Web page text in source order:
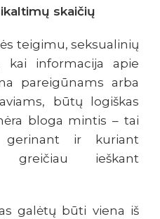
skaičių
teigimu, seksualinių
kai informacija apie
pareigūnams arba
būtų logiškas
bloga mintis – tai
ir kuriant
greičiau ieškant
galėtų būti viena iš